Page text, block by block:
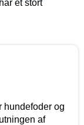
et stort
hundefoder og
af